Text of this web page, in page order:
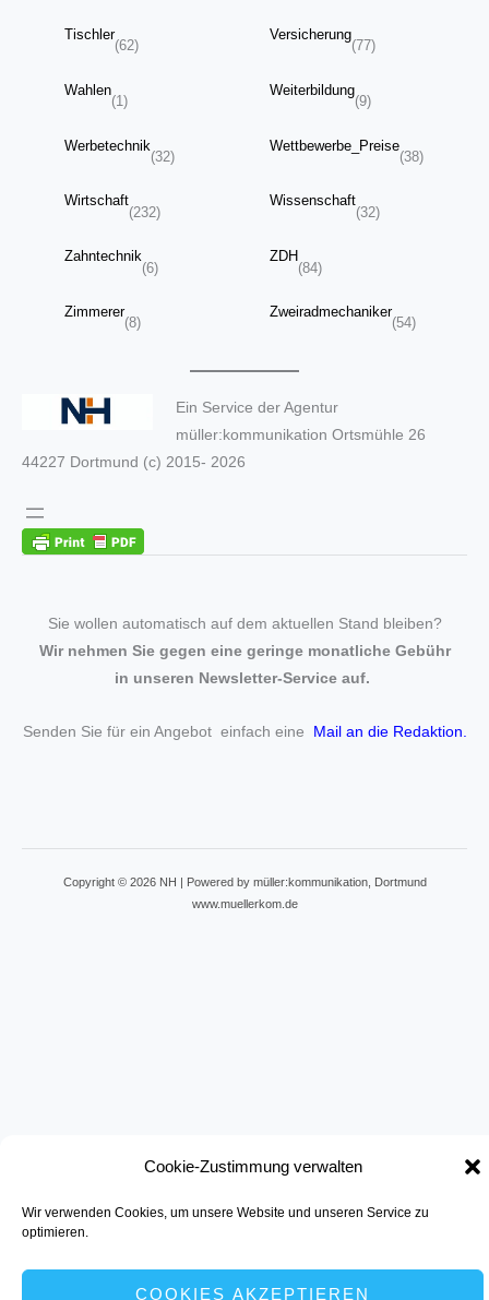
Cookie-Zustimmung verwalten
Wir verwenden Cookies, um unsere Website und unseren Service zu
optimieren.
COOKIES AKZEPTIEREN
Tischler
(62)
Versicherung
(77)
Wahlen
(1)
Weiterbildung
(9)
Werbetechnik
(32)
Wettbewerbe_Preise
(38)
Wirtschaft
(232)
Wissenschaft
(32)
Zahntechnik
(6)
ZDH
(84)
Zimmerer
(8)
Zweiradmechaniker
(54)
Ein Service der Agentur
müller:kommunikation Ortsmühle 26
44227 Dortmund (c) 2015- 2026
Sie wollen automatisch auf dem aktuellen Stand bleiben?
Wir nehmen Sie gegen eine geringe monatliche Gebühr
in unseren Newsletter-Service auf.
Senden Sie für ein Angebot einfach eine Mail an die Redaktion
Copyright © 2026 NH | Powered by müller:kommunikation, Dortmund
www.muellerkom.de